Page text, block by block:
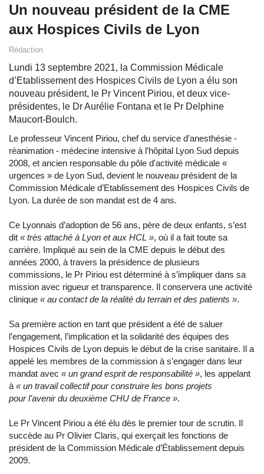
Un nouveau président de la CME
aux Hospices Civils de Lyon
Rédaction
Lundi 13 septembre 2021, la Commission Médicale
d’Etablissement des Hospices Civils de Lyon a élu son
nouveau président, le Pr Vincent Piriou, et deux vice-
présidentes, le Dr Aurélie Fontana et le Pr Delphine
Maucort-Boulch.
Le professeur Vincent Piriou, chef du service d’anesthésie -
réanimation - médecine intensive à l’hôpital Lyon Sud depuis
2008, et ancien responsable du pôle d'activité médicale «
urgences » de Lyon Sud, devient le nouveau président de la
Commission Médicale d’Etablissement des Hospices Civils de
Lyon. La durée de son mandat est de 4 ans.
Ce Lyonnais d’adoption de 56 ans, père de deux enfants, s’est
dit « très attaché à Lyon et aux HCL », où il a fait toute sa
carrière. Impliqué au sein de la CME depuis le début des
années 2000, à travers la présidence de plusieurs
commissions, le Pr Piriou est déterminé à s’impliquer dans sa
mission avec rigueur et transparence. Il conservera une activité
clinique « au contact de la réalité du terrain et des patients ».
Sa première action en tant que président a été de saluer
l’engagement, l’implication et la solidarité des équipes des
Hospices Civils de Lyon depuis le début de la crise sanitaire. Il a
appelé les membres de la commission à s’engager dans leur
mandat avec « un grand esprit de responsabilité », les appelant
à « un travail collectif pour construire les bons projets
pour l’avenir du deuxième CHU de France ».
Le Pr Vincent Piriou a été élu dès le premier tour de scrutin. Il
succède au Pr Olivier Claris, qui exerçait les fonctions de
président de la Commission Médicale d’Établissement depuis
2009.